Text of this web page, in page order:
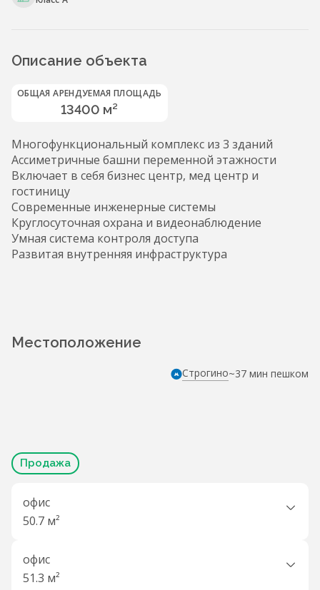
Описание объекта
ОБЩАЯ АРЕНДУЕМАЯ ПЛОЩАДЬ
13400 м²
Многофункциональный комплекс из 3 зданий
Ассиметричные башни переменной этажности
Включает в себя бизнес центр, мед центр и
гостиницу
Современные инженерные системы
Круглосуточная охрана и видеонаблюдение
Умная система контроля доступа
Развитая внутренняя инфраструктура
Местоположение
Строгино~37 мин пешком
Продажа
офис
50.7 м²
офис
51.3 м²